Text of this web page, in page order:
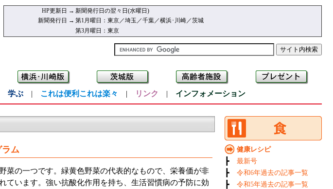
HP更新日 → 新聞発行日の翌々日(水曜日)
新聞発行日 → 第1月曜日：東京／埼玉／千葉／横浜･川崎／茨城
第3月曜日：東京
学ぶ | これは便利これは楽々 | リンク | インフォメーション
ラム
の一つです。緑黄色野菜の代表的なもので、栄養価が非
ています。強い抗酸化作用を持ち、生活習慣病の予防に効
健康レシピ
┣ 最新号
┣ 令和6年過去の記事一覧
┣ 令和5年過去の記事一覧